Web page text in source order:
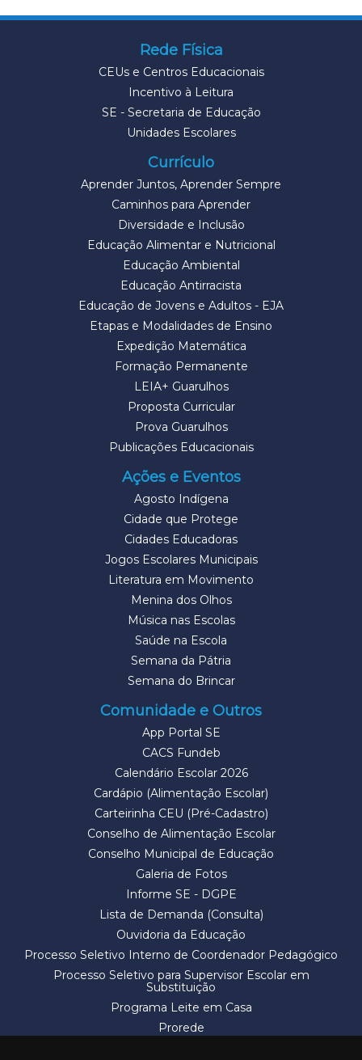
Rede Física
CEUs e Centros Educacionais
Incentivo à Leitura
SE - Secretaria de Educação
Unidades Escolares
Currículo
Aprender Juntos, Aprender Sempre
Caminhos para Aprender
Diversidade e Inclusão
Educação Alimentar e Nutricional
Educação Ambiental
Educação Antirracista
Educação de Jovens e Adultos - EJA
Etapas e Modalidades de Ensino
Expedição Matemática
Formação Permanente
LEIA+ Guarulhos
Proposta Curricular
Prova Guarulhos
Publicações Educacionais
Ações e Eventos
Agosto Indígena
Cidade que Protege
Cidades Educadoras
Jogos Escolares Municipais
Literatura em Movimento
Menina dos Olhos
Música nas Escolas
Saúde na Escola
Semana da Pátria
Semana do Brincar
Comunidade e Outros
App Portal SE
CACS Fundeb
Calendário Escolar 2026
Cardápio (Alimentação Escolar)
Carteirinha CEU (Pré-Cadastro)
Conselho de Alimentação Escolar
Conselho Municipal de Educação
Galeria de Fotos
Informe SE - DGPE
Lista de Demanda (Consulta)
Ouvidoria da Educação
Processo Seletivo Interno de Coordenador Pedagógico
Processo Seletivo para Supervisor Escolar em
Substituição
Programa Leite em Casa
Prorede